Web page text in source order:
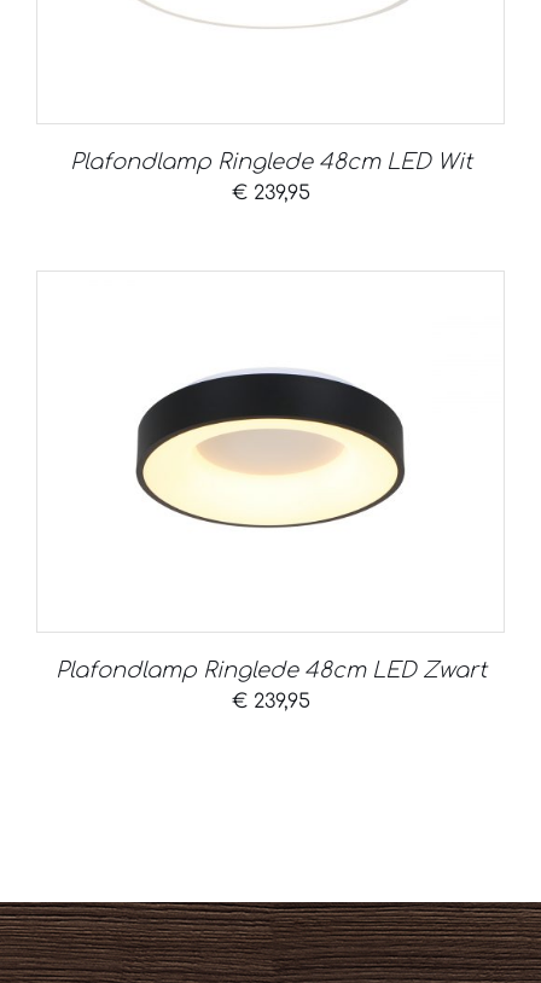
Plafondlamp Ringlede 48cm LED Wit
€239,95
Plafondlamp Ringlede 48cm LED Zwart
€239,95